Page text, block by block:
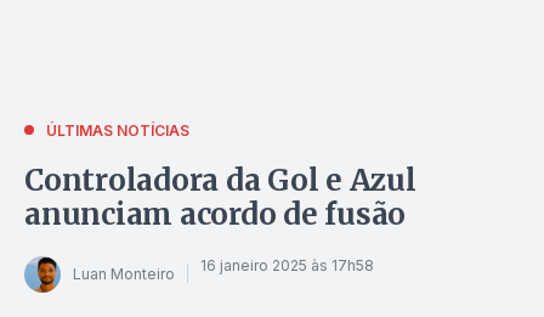
ÚLTIMAS NOTÍCIAS
Controladora da Gol e Azul
anunciam acordo de fusão
Luan Monteiro 16 janeiro 2025 às 17h58